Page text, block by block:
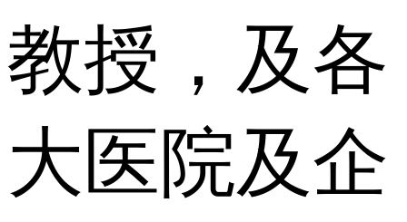
教授，及各
大医院及企